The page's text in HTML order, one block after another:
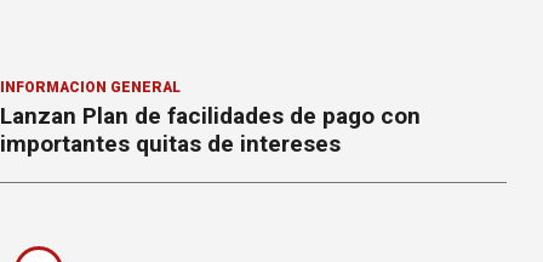
INFORMACION GENERAL
Lanzan Plan de facilidades de pago con
importantes quitas de intereses